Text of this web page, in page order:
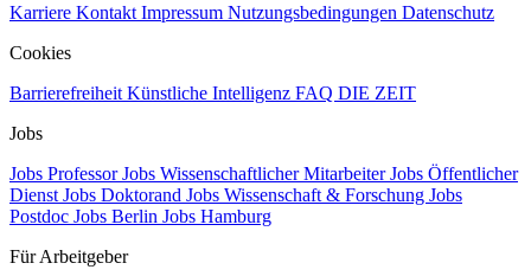
Karriere Kontakt Impressum Nutzungsbedingungen Datenschutz
Cookies
Barrierefreiheit Künstliche Intelligenz FAQ DIE ZEIT
Jobs
Jobs ProfessorJobs Wissenschaftlicher MitarbeiterJobs Öffentlicher
Dienst Jobs Doktorand Jobs Wissenschaft & Forschung Jobs
Postdoc Jobs Berlin Jobs Hamburg
Für Arbeitgeber